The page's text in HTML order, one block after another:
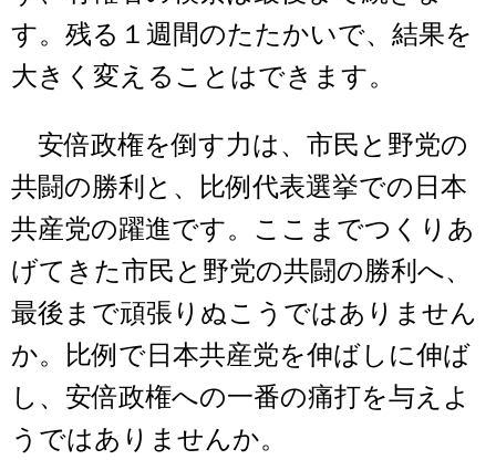
す。残る１週間のたたかいで、結果を
大きく変えることはできます。
安倍政権を倒す力は、市民と野党の
共闘の勝利と、比例代表選挙での日本
共産党の躍進です。ここまでつくりあ
げてきた市民と野党の共闘の勝利へ、
最後まで頑張りぬこうではありません
か。比例で日本共産党を伸ばしに伸ば
し、安倍政権への一番の痛打を与えよ
うではありませんか。